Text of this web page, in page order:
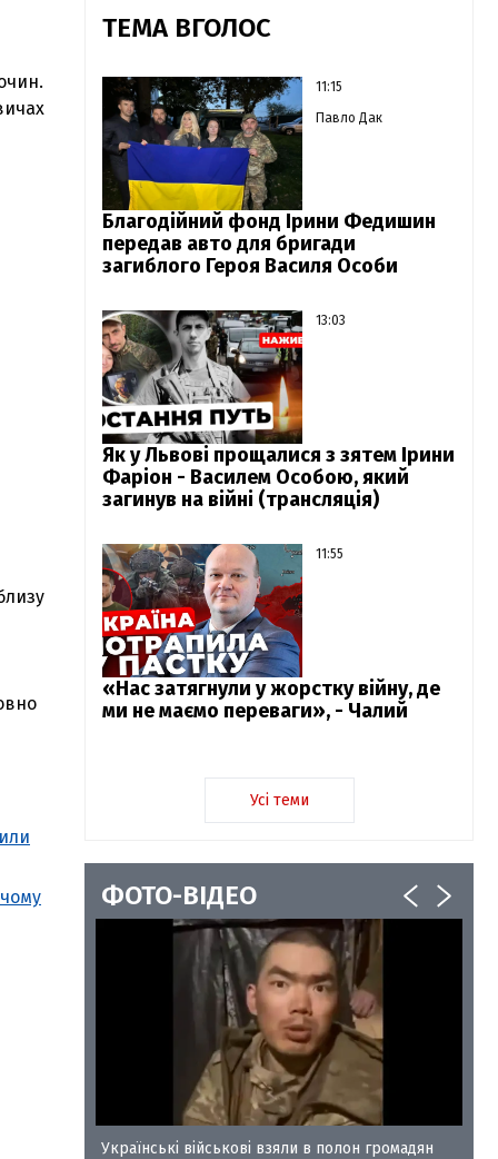
ТЕМА ВГОЛОС
11:15
Павло Дак
Благодійний фонд Ірини Федишин
передав авто для бригади
загиблого Героя Василя Особи
13:03
Як у Львові прощалися з зятем Ірини
Фаріон - Василем Особою, який
загинув на війні (трансляція)
11:55
«Нас затягнули у жорстку війну, де
ми не маємо переваги», - Чалий
Усі теми
ФОТО-ВІДЕО
Українські військові взяли в полон громадян